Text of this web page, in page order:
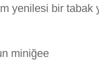
yenilesi bir tabak
miniğee